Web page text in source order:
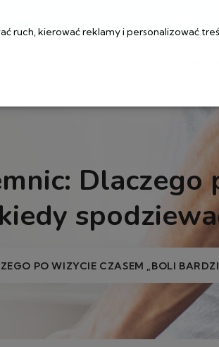
Dlaczego
PO WIZYCIE CZASEM „BOLI
ruch, kierować reklamy i personalizować